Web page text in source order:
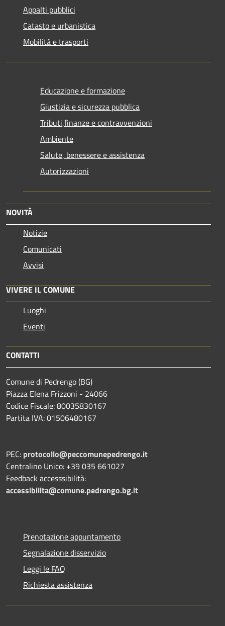
Appalti pubblici
Catasto e urbanistica
Mobilità e trasporti
Educazione e formazione
Giustizia e sicurezza pubblica
Tributi,finanze e contravvenzioni
Ambiente
Salute, benessere e assistenza
Autorizzazioni
NOVITÀ
Notizie
Comunicati
Avvisi
VIVERE IL COMUNE
Luoghi
Eventi
CONTATTI
Comune di Pedrengo (BG)
Piazza Elena Frizzoni - 24066
Codice Fiscale: 80035830167
Partita IVA: 01506480167
PEC: protocollo@peccomunepedrengo.it
Centralino Unico: +39 035 661027
Feedback accesssibilità:
accessibilita@comune.pedrengo.bg.it
Prenotazione appuntamento
Segnalazione disservizio
Leggi le FAQ
Richiesta assistenza